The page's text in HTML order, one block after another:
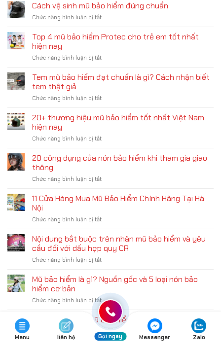
Cách vệ sinh mũ bảo hiểm đúng chuẩn
Chức năng bình luận bị tắtở
vệ
bảo
đúng
Top 4 mũ bảo hiểm Protec cho trẻ em tốt nhất
hiện nay
Chức năng bình luận bị tắtở
mũ
hiểm
cho
tốt
hiện
Tem mũ bảo hiểm đạt chuẩn là gì? Cách nhận biết
tem thật giả
Chức năng bình luận bị tắtở
mũ
đạt
là
nhận
tem
20+ thương hiệu mũ bảo hiểm tốt nhất Việt Nam
hiện nay
Chức năng bình luận bị tắtở
thương
bảo
tốt
Nam
nay
20 công dụng của nón bảo hiểm khi tham gia giao
thông
Chức năng bình luận bị tắtở
công
nón
hiểm
khi
tham
gia
thông
11 Cửa Hàng Mua Mũ Bảo Hiểm Chính Hãng Tại Hà
Nội
Chức năng bình luận bị tắtở
Cửa
Mua
Mũ
Hiểm
Hãng
Tại
Hà
Nội
Nội dung bắt buộc trên nhãn mũ bảo hiểm và yêu
cầu đối với dấu hợp quy CR
Chức năng bình luận bị tắtở
dung
bắt
buộc
trên
nhãn
mũ
bảo
hiểm
Mũ bảo hiểm là gì? Nguồn gốc và 5 loại nón bảo
hiểm cơ bản
Chức năng bình luận bị tắtở
Mũ
bảo
hiểm
là
gì?
Các tiêu chuẩn mũ bảo hiểm an toàn bạn cần biết
Chức năng bình luận bị tắtở
Các
Menu liên hệ Gọi ngay Messenger Zalo